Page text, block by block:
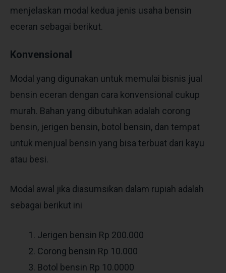
menjelaskan modal kedua jenis usaha bensin
eceran sebagai berikut.
Konvensional
Modal yang digunakan untuk memulai bisnis jual
bensin eceran dengan cara konvensional cukup
murah. Bahan yang dibutuhkan adalah corong
bensin, jerigen bensin, botol bensin, dan tempat
untuk menjual bensin yang bisa terbuat dari kayu
atau besi.
Modal awal jika diasumsikan dalam rupiah adalah
sebagai berikut ini
Jerigen bensin Rp 200.000
Corong bensin Rp 10.000
Botol bensin Rp 10.0000